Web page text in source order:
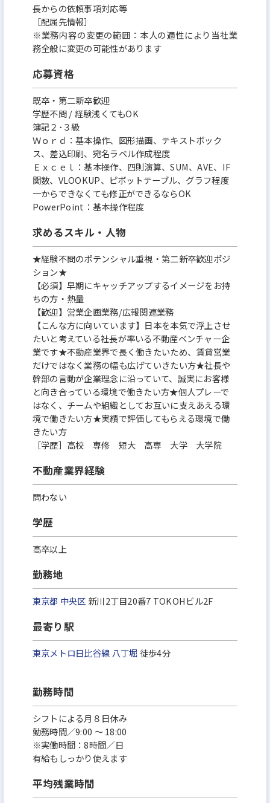
長からの依頼事項対応等
［配属先情報］
※業務内容の変更の範囲：本人の適性により当社業
務全般に変更の可能性があります
応募資格
既卒・第二新卒歓迎
学歴不問 / 経験浅くてもOK
簿記２･３級
Ｗｏｒｄ：基本操作、図形描画、テキストボック
ス、差込印刷、宛名ラベル作成程度
Ｅｘｃｅｌ：基本操作、四則演算、SUM、AVE、IF
関数、VLOOKUP、ピボットテーブル、グラフ程度
一からできなくても修正ができるならOK
PowerPoint：基本操作程度
求めるスキル・人物
★経験不問のポテンシャル重視・第二新卒歓迎ポジ
ション★
【必須】早期にキャッチアップするイメージをお持
ちの方・熱量
【歓迎】営業企画業務/広報関連業務
【こんな方に向いています】日本を本気で浮上させ
たいと考えている社長が率いる不動産ベンチャー企
業です★不動産業界で長く働きたいため、賃貸営業
だけではなく業務の幅も広げていきたい方★社長や
幹部の言動が企業理念に沿っていて、誠実にお客様
と向き合っている環境で働きたい方★個人プレーで
はなく、チームや組織としてお互いに支えあえる環
境で働きたい方★実績で評価してもらえる環境で働
きたい方
［学歴］高校 専修 短大 高専 大学 大学院
不動産業界経験
問わない
学歴
高卒以上
勤務地
東京都 中央区 新川2丁目20番7 TOKOHビル2F
最寄り駅
東京メトロ日比谷線 八丁堀 徒歩4分
勤務時間
シフトによる月８日休み
勤務時間／9:00 ～ 18:00
※実働時間：8時間／日
有給もしっかり使えます
平均残業時間